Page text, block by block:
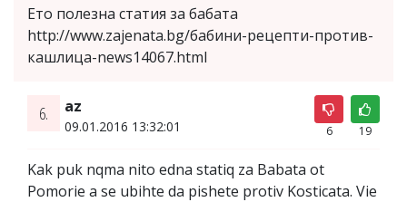
Ето полезна статия за бабата
http://www.zajenata.bg/бабини-рецепти-против-
кашлица-news14067.html
6. az
09.01.2016 13:32:01 6 19
Kak puk nqma nito edna statiq za Babata ot
Pomorie a se ubihte da pishete protiv Kosticata. Vie